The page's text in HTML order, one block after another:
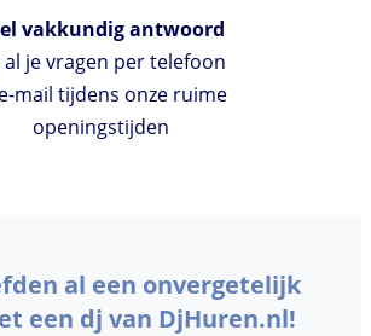
vakkundig antwoord
al je vragen per telefoon
mail tijdens onze ruime
openingstijden
al een onvergetelijk
een dj van DjHuren.nl!